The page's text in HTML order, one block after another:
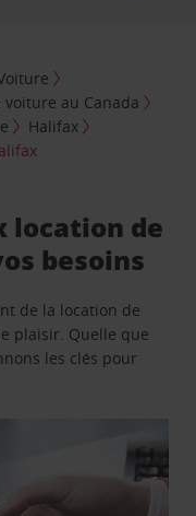
voiture au Canada
Halifax
location de
besoins
de la location de
plaisir. Quelle que
les clés pour